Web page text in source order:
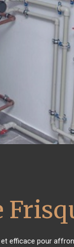
efficace pour